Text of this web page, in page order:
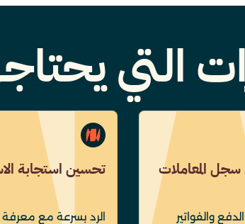
التي
المعاملات
والفواتير
تحسين استجابة
الرد بسرعة مع معرفة